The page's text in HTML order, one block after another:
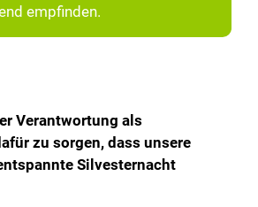
empfinden.
Verantwortung als
zu sorgen, dass unsere
Silvesternacht